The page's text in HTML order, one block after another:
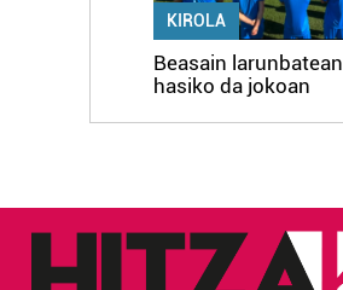
KIROLA
Beasain larunbatean
hasiko da jokoan